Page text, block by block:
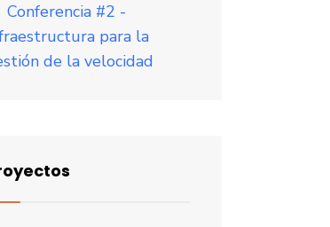
Conferencia #2 -
para la
de la velocidad